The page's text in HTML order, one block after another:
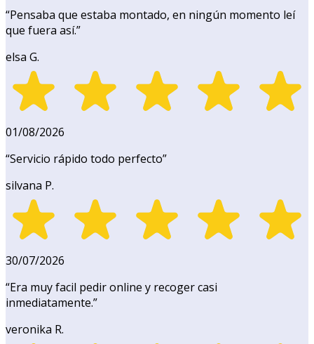
“Pensaba que estaba montado, en ningún momento leí
que fuera así.”
elsa G.
01/08/2026
“Servicio rápido todo perfecto”
silvana P.
30/07/2026
“Era muy facil pedir online y recoger casi
inmediatamente.”
veronika R.